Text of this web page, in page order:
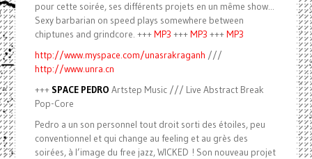
pour cette soirée, ses différents projets en un même show...
Sexy barbarian on speed plays somewhere between
chiptunes and grindcore. +++MP3 +++MP3 +++MP3
http://www.myspace.com/unasrakraganh ///
http://www.unra.cn
+++ SPACE PEDRO Artstep Music /// Live Abstract Break
Pop-Core
Pedro a un son personnel tout droit sorti des étoiles, peu
conventionnel et qui change au feeling et au grès des
soirées, à l’image du free jazz, WICKED ! Son nouveau projet